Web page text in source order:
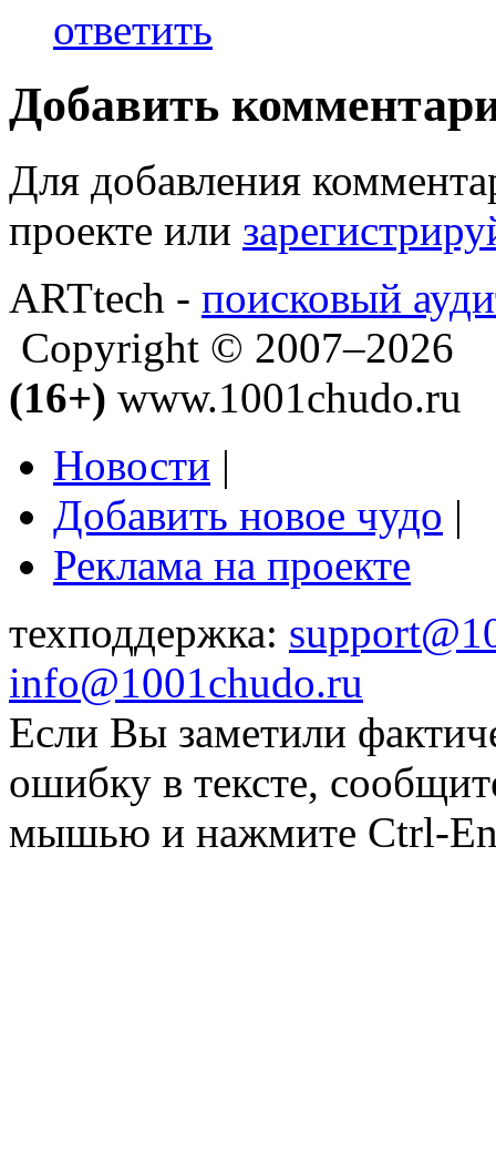
ответить
Добавить
Для добавления
проекте или
ARTtech - поисковый
Copyright © 2007–2026
(16+) www.1001chudo.ru
Новости |
Добавить новое чудо |
Реклама на проекте
техподдержка:
info@1001chudo.ru
Если Вы заметили
ошибку в тексте,
мышью и нажмите Ctrl-